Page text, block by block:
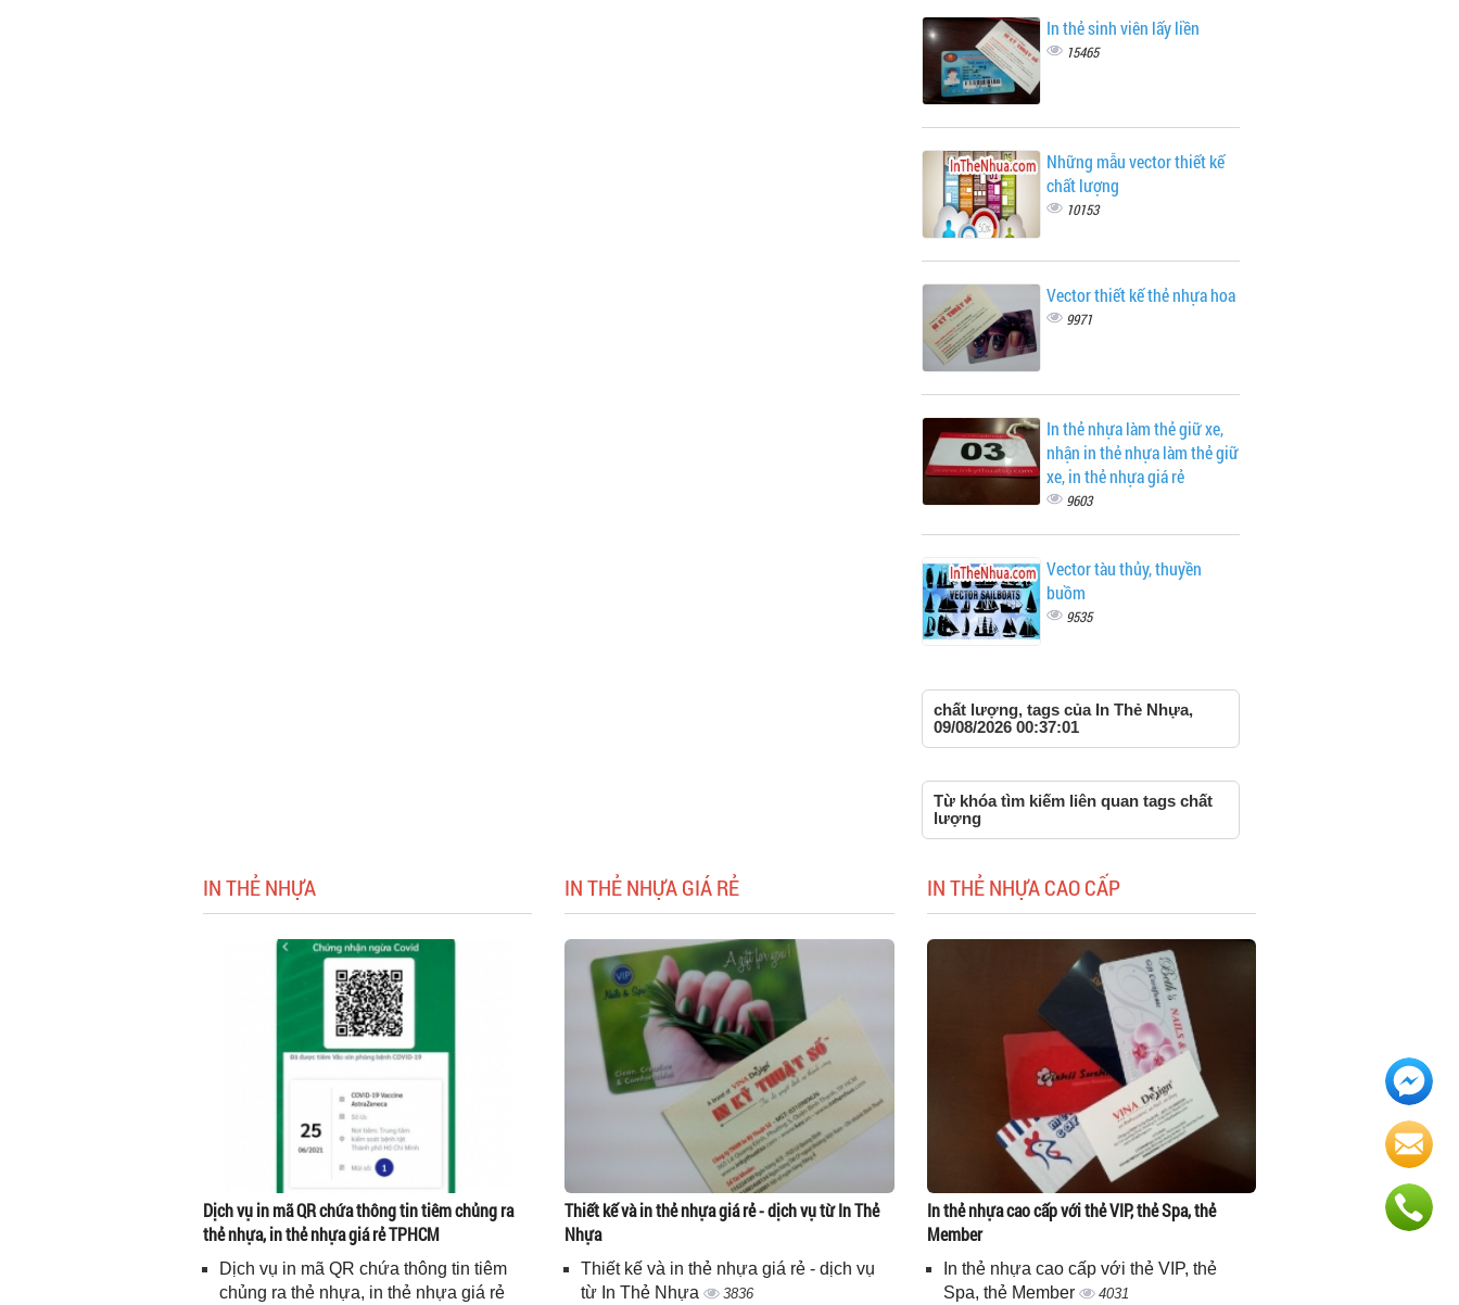
In thẻ sinh viên lấy liền
15465
Những mẫu vector thiết kế
chất lượng
10153
Vector thiết kế thẻ nhựa hoa
9971
In thẻ nhựa làm thẻ giữ xe,
nhận in thẻ nhựa làm thẻ giữ
xe, in thẻ nhựa giá rẻ
9603
Vector tàu thủy, thuyền
buồm
9535
chất lượng, tags của In Thẻ Nhựa,
09/08/2026 00:37:01
Từ khóa tìm kiếm liên quan tags chất
lượng
IN THẺ NHỰA
Dịch vụ in mã QR chứa thông tin tiêm chủng ra
thẻ nhựa, in thẻ nhựa giá rẻ TPHCM
Dịch vụ in mã QR chứa thông tin tiêm
chủng ra thẻ nhựa, in thẻ nhựa giá rẻ
IN THẺ NHỰA GIÁ RẺ
Thiết kế và in thẻ nhựa giá rẻ - dịch vụ từ In Thẻ
Nhựa
Thiết kế và in thẻ nhựa giá rẻ - dịch vụ
từ In Thẻ Nhựa
3836
IN THẺ NHỰA CAO CẤP
In thẻ nhựa cao cấp với thẻ VIP, thẻ Spa, thẻ
Member
In thẻ nhựa cao cấp với thẻ VIP, thẻ
Spa, thẻ Member
4031